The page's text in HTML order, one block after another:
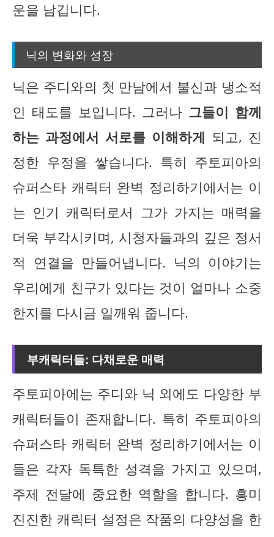
운을 남깁니다.
닉의 변화와 성장
닉은 주디와의 첫 만남에서 불신과 냉소적
인 태도를 보입니다. 그러나 그들이 함께
하는 과정에서 서로를 이해하게 되고, 진
정한 우정을 쌓습니다. 특히 주토피아의
슈퍼스타 캐릭터 완벽 정리하기에서는 이
는 인기 캐릭터로서 그가 가지는 매력을
더욱 부각시키며, 시청자들과의 깊은 정서
적 연결을 만들어냅니다. 닉의 이야기는
우리에게 친구가 있다는 것이 얼마나 소중
한지를 다시금 일깨워 줍니다.
부캐릭터들: 다채로운 매력
주토피아에는 주디와 닉 외에도 다양한 부
캐릭터들이 존재합니다. 특히 주토피아의
슈퍼스타 캐릭터 완벽 정리하기에서는 이
들은 각자 독특한 성격을 가지고 있으며,
주제 전달에 중요한 역할을 합니다. 흥미
진진한 캐릭터 설정은 작품의 다양성을 한